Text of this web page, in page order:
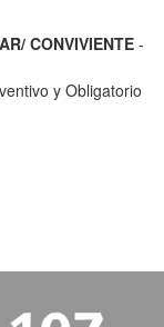
CONVIVIENTE -
y Obligatorio